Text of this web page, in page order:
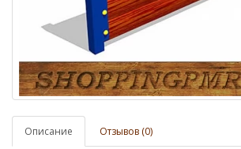
Описание Отзывов (0)